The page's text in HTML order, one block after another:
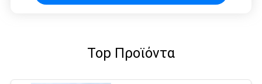
Top Προϊόντα